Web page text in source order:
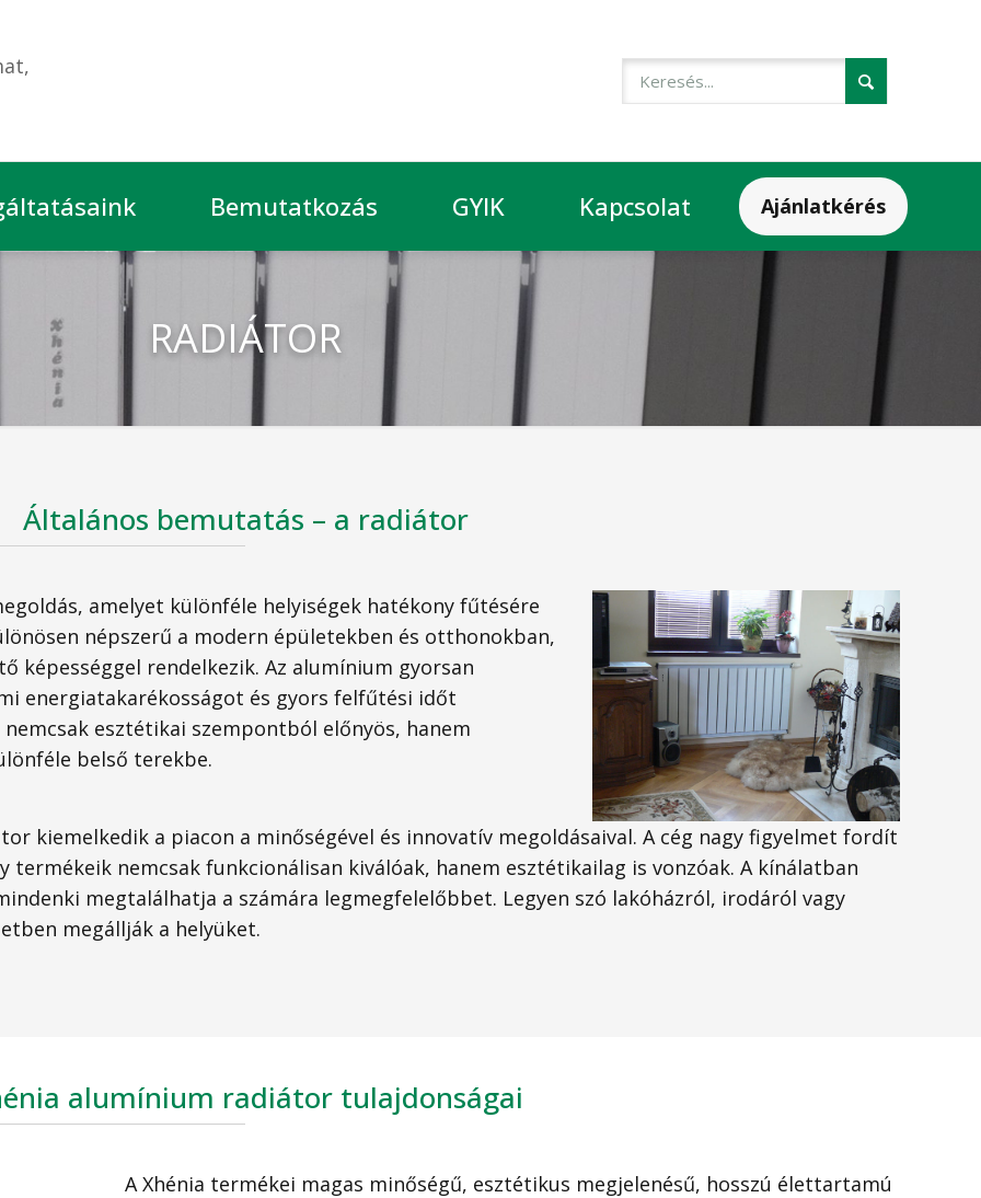
Bemutatkozás GYIK Kapcsolat Ajánlatkérés
RADIÁTOR
Általános bemutatás – a radiátor
amelyet különféle helyiségek hatékony fűtésére
népszerű a modern épületekben és otthonokban,
képességgel rendelkezik. Az alumínium gyorsan
energiatakarékosságot és gyors felfűtési időt
esztétikai szempontból előnyös, hanem
belső terekbe.
kiemelkedik a piacon a minőségével és innovatív megoldásaival. A cég nagy figyelmet fordít
termékeik nemcsak funkcionálisan kiválóak, hanem esztétikailag is vonzóak. A kínálatban
megtalálhatja a számára legmegfelelőbbet. Legyen szó lakóházról, irodáról vagy
megállják a helyüket.
alumínium radiátor tulajdonságai
A Xhénia termékei magas minőségű, esztétikus megjelenésű, hosszú élettartamú